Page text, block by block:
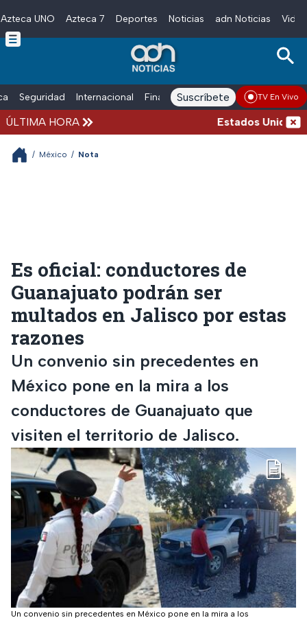
Skip to main content
Azteca UNO Azteca 7 Deportes Noticias adn Noticias
Seguridad Internacional Finanzas adn Noticias Radio
Suscríbete TV En Vivo
ÚLTIMA HORA Estados Unidos
/ México / Nota
Es oficial: conductores de
Guanajuato podrán ser
multados en Jalisco por estas
razones
Un convenio sin precedentes en
México pone en la mira a los
conductores de Guanajuato que
visiten el territorio de Jalisco.
Un convenio sin precedentes en México pone en la mira a los